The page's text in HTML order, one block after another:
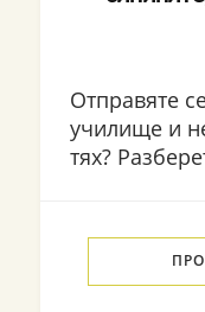
Отправяте
училище и
тях?